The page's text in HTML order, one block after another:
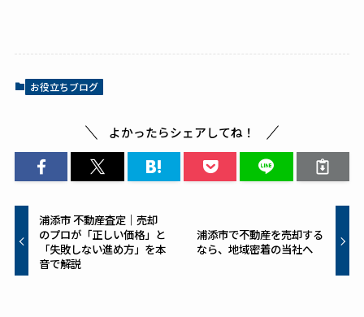
e
o
k
re
お役立ちブログ
よかったらシェアしてね！
浦添市 不動産査定｜売却
のプロが「正しい価格」と
「失敗しない進め方」を本
音で解説
浦添市で不動産を売却する
なら、地域密着の当社へ